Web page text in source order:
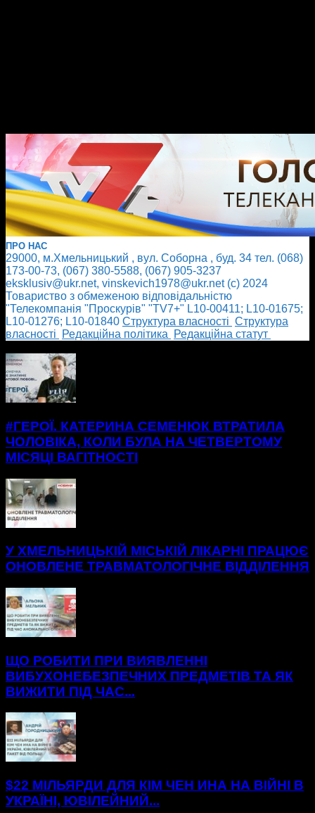
ПРО НАС
29000, м.Хмельницький , вул. Соборна , буд. 34 тел. (068)
173-00-73, (067) 380-5588, (067) 905-3237
eksklusiv@ukr.net, vinskevich1978@ukr.net (с) 2024
Товариство з обмеженою відповідальністю
"Телекомпанія "Проскурів" "TV7+" L10-00411; L10-01675;
L10-01276; L10-01840 Cтруктура власності Cтруктура
власності
Редакційна політика
Редакційна статут
#ГЕРОЇ. КАТЕРИНА СЕМЕНЮК ВТРАТИЛА
ЧОЛОВІКА, КОЛИ БУЛА НА ЧЕТВЕРТОМУ
МІСЯЦІ ВАГІТНОСТІ
У ХМЕЛЬНИЦЬКІЙ МІСЬКІЙ ЛІКАРНІ ПРАЦЮЄ
ОНОВЛЕНЕ ТРАВМАТОЛОГІЧНЕ ВІДДІЛЕННЯ
ЩО РОБИТИ ПРИ ВИЯВЛЕННІ
ВИБУХОНЕБЕЗПЕЧНИХ ПРЕДМЕТІВ ТА ЯК
ВИЖИТИ ПІД ЧАС...
$22 МІЛЬЯРДИ ДЛЯ КІМ ЧЕН ИНА НА ВІЙНІ В
УКРАЇНІ, ЮВІЛЕЙНИЙ...